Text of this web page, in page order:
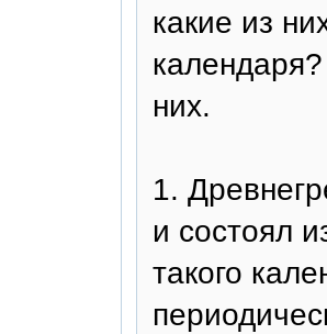
какие из
них.
1.
и состоял
такого